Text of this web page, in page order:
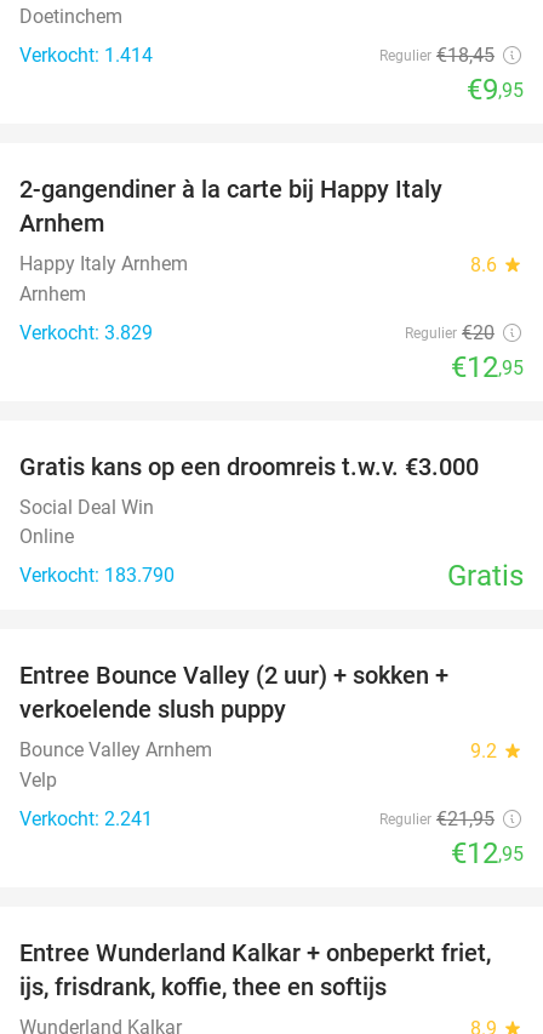
Doetinchem
Verkocht: 1.414
Regulier €18,45
€9,95
2-gangendiner à la carte bij Happy Italy
Arnhem
Happy Italy Arnhem 8.6 star
Arnhem
Verkocht: 3.829
Regulier €20
€12,95
Gratis kans op een droomreis t.w.v. €3.000
Social Deal Win
Online
Verkocht: 183.790
Gratis
Entree Bounce Valley (2 uur) + sokken +
verkoelende slush puppy
Bounce Valley Arnhem 9.2 star
Velp
Verkocht: 2.241
Regulier €21,95
€12,95
32%
Entree Wunderland Kalkar + onbeperkt friet,
ijs, frisdrank, koffie, thee en softijs
Wunderland Kalkar 8.9 star